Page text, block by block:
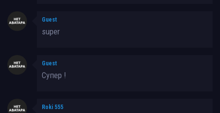
Guest
super
Guest
Супер !
Roki 555